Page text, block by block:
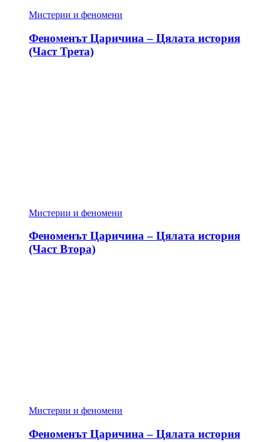
Мистерии и феномени
Феноменът Царичина – Цялата история
(Част Трета)
Мистерии и феномени
Феноменът Царичина – Цялата история
(Част Втора)
Мистерии и феномени
Феноменът Царичина – Цялата история